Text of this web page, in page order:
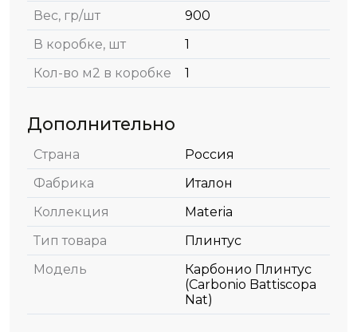
Вес, гр/шт
900
В коробке, шт
1
Кол-во м2 в коробке
1
Дополнительно
Страна
Россия
Фабрика
Италон
Коллекция
Materia
Тип товара
Плинтус
Модель
Карбонио Плинтус
(Carbonio Battiscopa
Nat)